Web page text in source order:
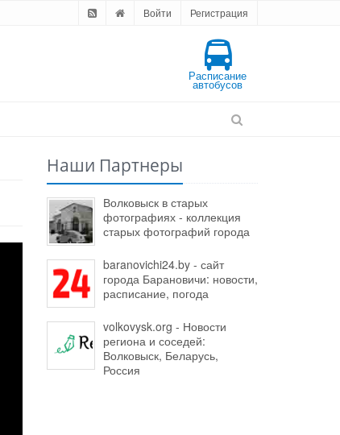
Войти Регистрация
Расписание
автобусов
Наши Партнеры
Волковыск в старых
фотографиях - коллекция
старых фотографий города
baranovichi24.by - сайт
города Барановичи: новости,
расписание, погода
volkovysk.org - Новости
региона и соседей:
Волковыск, Беларусь,
Россия